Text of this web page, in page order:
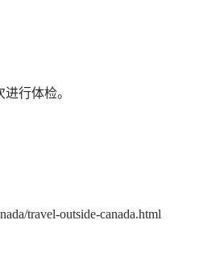
行体检。
travel-outside-canada.html